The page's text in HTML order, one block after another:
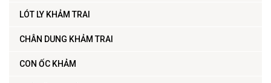
LÓT LY KHẢM TRAI
CHÂN DUNG KHẢM TRAI
CON ỐC KHẢM